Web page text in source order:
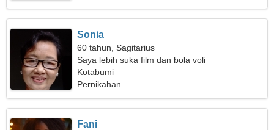
Sonia
60 tahun, Sagitarius
Saya lebih suka film dan bola voli
Kotabumi
Pernikahan
Fani